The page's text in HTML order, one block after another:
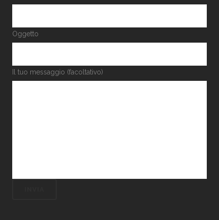
Oggetto
Il tuo messaggio (facoltativo)